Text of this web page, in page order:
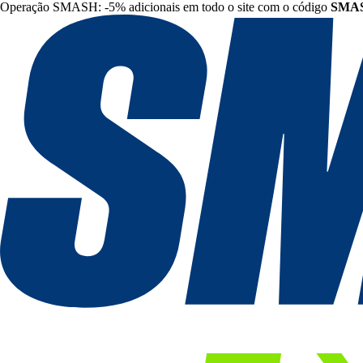
Operação SMASH: -5% adicionais em todo o site com o código